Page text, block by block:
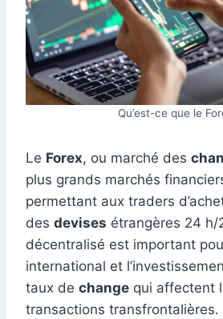
Qu’est-ce que le
Le Forex, ou marché des
plus grands marchés
permettant aux traders
des devises étrangères 24 h/
décentralisé est important
international et
taux de change qui affectent
transactions transfrontalières.